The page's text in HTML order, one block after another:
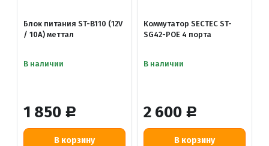
1 850 Р
Блок питания ST-B110 (12V
/ 10A) меттал
В наличии
2 600 Р
Коммутатор SECTEC ST-
SG42-POE 4 порта
В наличии